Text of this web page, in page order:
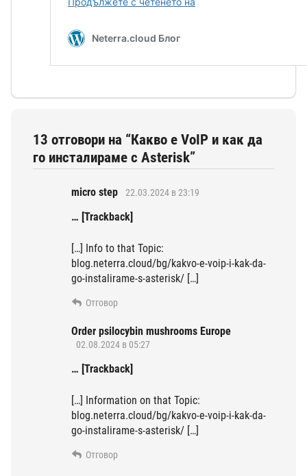
13 отговори на “Какво е VoIP и как да
го инсталираме с Asterisk”
micro step 22.03.2024 в 23:19
… [Trackback]
[…] Info to that Topic:
blog.neterra.cloud/bg/kakvo-e-voip-i-kak-da-
go-instalirame-s-asterisk/ […]
Отговор
Order psilocybin mushrooms Europe
02.08.2024 в 05:27
… [Trackback]
[…] Information on that Topic:
blog.neterra.cloud/bg/kakvo-e-voip-i-kak-da-
go-instalirame-s-asterisk/ […]
Отговор